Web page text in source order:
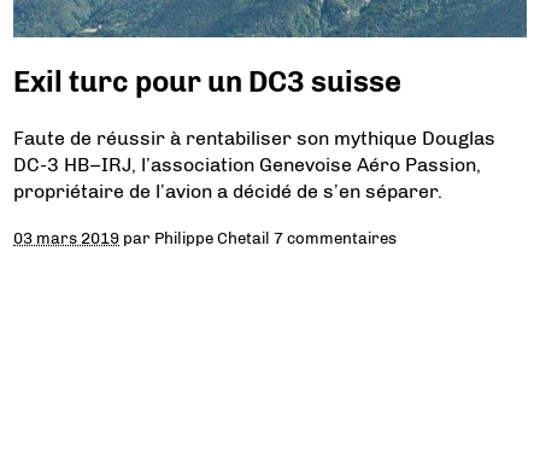
Exil turc pour un DC3 suisse
Faute de réussir à rentabiliser son mythique Douglas
DC-3 HB–IRJ, l’association Genevoise Aéro Passion,
propriétaire de l’avion a décidé de s’en séparer.
03 mars 2019 par Philippe Chetail 7 commentaires